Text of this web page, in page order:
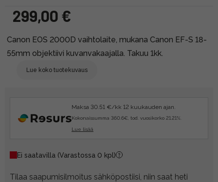
299,00 €
Canon EOS 2000D vaihtolaite, mukana Canon EF-S 18-
55mm objektiivi kuvanvakaajalla. Takuu 1kk.
Lue koko tuotekuvaus
Maksa 30.51 €/kk 12 kuukauden ajan.
Kokonaissumma 360.6€, tod. vuosikorko 21.21%.
Lue lisää
Ei saatavilla (Varastossa 0 kpl)
Tilaa saapumisilmoitus sähköpostiisi, niin saat heti